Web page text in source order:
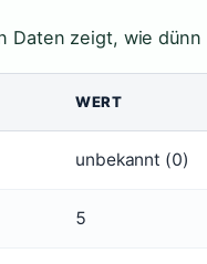
Daten zeigt, wie
WERT
unbekannt (0)
5